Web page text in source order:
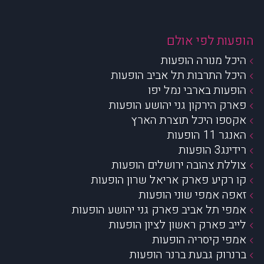
הופעות לפי אולם
היכל מנורה הופעות
היכל התרבות תל אביב הופעות
הופעות בארבי נמל יפו
פארק הירקון גני יהושע הופעות
אקספו היכל תוצרת הארץ
האנגר 11 הופעות
רידינג3 הופעות
צוללת צהובה ירושלים הופעות
קו רקיע פארק אריאל שרון הופעות
זאפה אמפי שוני הופעות
אמפי תל אביב פארק גני יהושע הופעות
לייב פארק ראשון לציון הופעות
אמפי קיסריה הופעות
ברנרוק גבעת ברנר הופעות